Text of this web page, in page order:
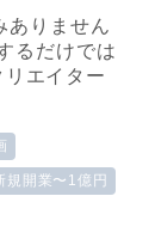
りません
るだけでは
エイター
規開業〜1億円